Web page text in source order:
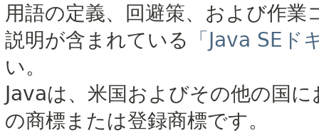
用語の定義、回避策、および作
説明が含まれている
「Java SE
い。
Javaは、米国およびその他の国
の商標または登録商標です。